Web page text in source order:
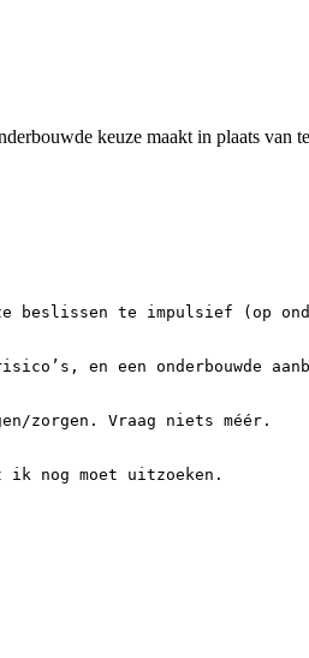
keuze maakt in plaats van
beslissen te impulsief
en een onderbouwde
zorgen. Vraag niets méér.
ik nog moet uitzoeken.